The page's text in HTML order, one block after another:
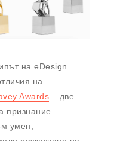
на eDesign
на
Awards – две
признание
умен,